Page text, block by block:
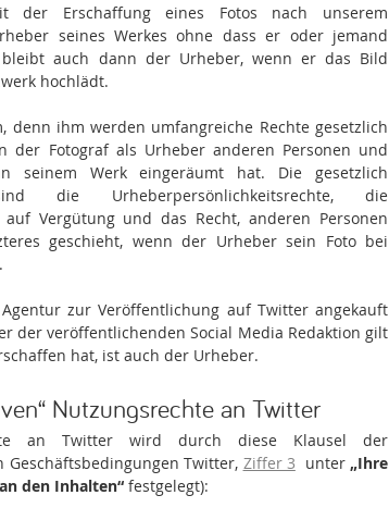
Erschaffung eines Fotos nach unserem
seines Werkes ohne dass er oder jemand
auch dann der Urheber, wenn er das Bild
hochlädt.
denn ihm werden umfangreiche Rechte gesetzlich
der Fotograf als Urheber anderen Personen und
seinem Werk eingeräumt hat. Die gesetzlich
die Urheberpersönlichkeitsrechte, die
Vergütung und das Recht, anderen Personen
geschieht, wenn der Urheber sein Foto bei
zur Veröffentlichung auf Twitter angekauft
der veröffentlichenden Social Media Redaktion gilt
hat, ist auch der Urheber.
Nutzungsrechte an Twitter
an Twitter wird durch diese Klausel der
Twitter, Ziffer 3 unter „Ihre
den Inhalten“ festgelegt):